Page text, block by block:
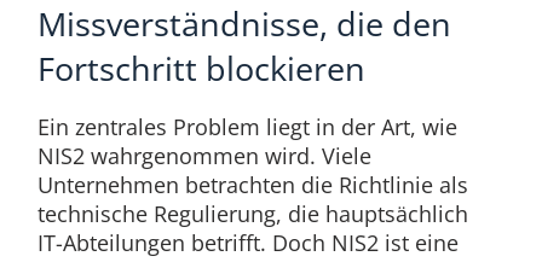
Missverständnisse, die den
Fortschritt blockieren
Ein zentrales Problem liegt in der Art, wie
NIS2 wahrgenommen wird. Viele
Unternehmen betrachten die Richtlinie als
technische Regulierung, die hauptsächlich
IT-Abteilungen betrifft. Doch NIS2 ist eine